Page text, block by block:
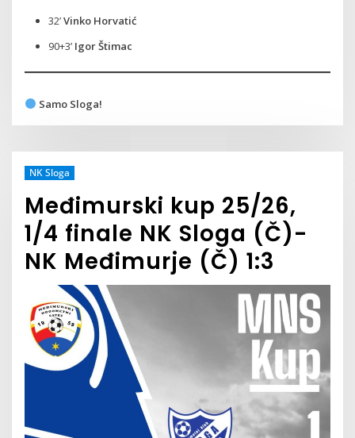
32’Vinko Horvatić
90+3’ Igor Štimac
Samo Sloga!
NK Sloga
Međimurski kup 25/26,
1/4 finale NK Sloga (Č)-
NK Međimurje (Č) 1:3